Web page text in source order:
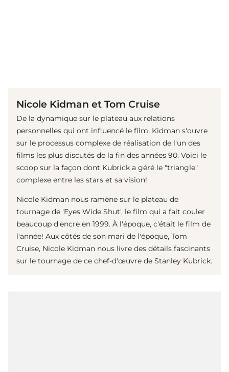
Nicole Kidman et Tom Cruise
De la dynamique sur le plateau aux relations
personnelles qui ont influencé le film, Kidman s'ouvre
sur le processus complexe de réalisation de l'un des
films les plus discutés de la fin des années 90. Voici le
scoop sur la façon dont Kubrick a géré le "triangle"
complexe entre les stars et sa vision!
Nicole Kidman nous ramène sur le plateau de
tournage de 'Eyes Wide Shut', le film qui a fait couler
beaucoup d'encre en 1999. À l'époque, c'était le film de
l'année! Aux côtés de son mari de l'époque, Tom
Cruise, Nicole Kidman nous livre des détails fascinants
sur le tournage de ce chef-d'œuvre de Stanley Kubrick.